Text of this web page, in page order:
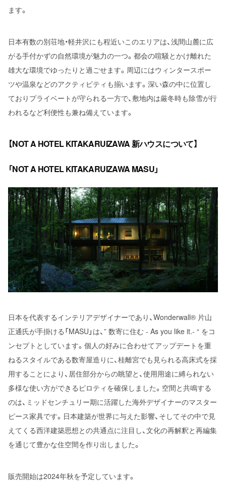
ます。
日本有数の別荘地・軽井沢にも程近いこのエリアは、浅間山麓に広
がる手付かずの自然環境が魅力の一つ。都会の喧騒とかけ離れた
雄大な環境でゆったりと過ごせます。周辺にはウィンタースポー
ツや温泉などのアクティビティも揃います。深い森の中に位置し
ておりプライベートが守られる一方で、敷地内は厳冬時も除雪が行
われるなど利便性も兼ね備えています。
【NOT A HOTEL KITAKARUIZAWA 新ハウスについて】
「NOT A HOTEL KITAKARUIZAWA MASU」
日本を代表するインテリアデザイナーであり、Wonderwall®︎ 片山
正通氏が手掛ける「MASU」は、” 数寄に住む - As you like it.- “ をコ
ンセプトとしています。個人の好みに合わせてアップデートを重
ねるスタイルである数寄屋造りに、桂離宮でも見られる高床式を採
用することにより、居住部分からの眺望と、使用用途に縛られない
多様な使い方ができるピロティを確保しました。空間と共鳴する
のは、ミッドセンチュリー期に活躍した海外デザイナーのマスター
ピース家具です。日本建築が世界に与えた影響、そしてその中で見
えてくる西洋建築思想との共通点に注目し、文化の再解釈と再編集
を通じて豊かな住空間を作り出しました。
販売開始は2024年秋を予定しています。